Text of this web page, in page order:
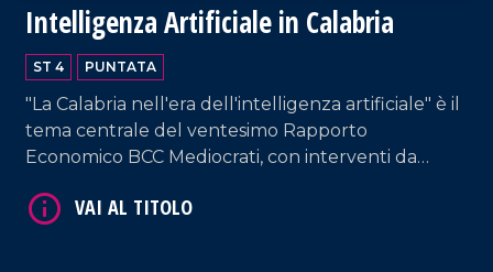
Intelligenza Artificiale in Calabria
ST 4 PUNTATA
"La Calabria nell'era dell'intelligenza artificiale" è il
tema centrale del ventesimo Rapporto
Economico BCC Mediocrati, con interventi da
svantaggi delle nuove tecnologie.
VAI AL TITOLO